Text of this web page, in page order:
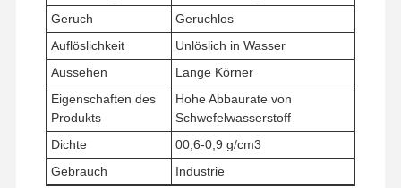
Referenzen
Eisen-Oxid Desulfurizer
Dimethylaminoethylmethacrylat
Geruch
Geruchlos
Auflöslichkeit
Unlöslich in Wasser
Aussehen
Lange Körner
Eigenschaften des
Produkts
Hohe Abbaurate von
Schwefelwasserstoff
Dichte
00,6-0,9 g/cm3
Gebrauch
Industrie